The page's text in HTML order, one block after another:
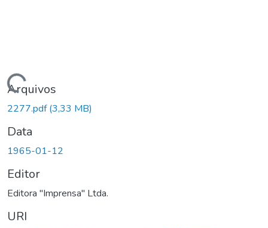
Carregando...
Arquivos
2277.pdf(3,33 MB)
Data
1965-01-12
Editor
Editora "Imprensa" Ltda.
URI